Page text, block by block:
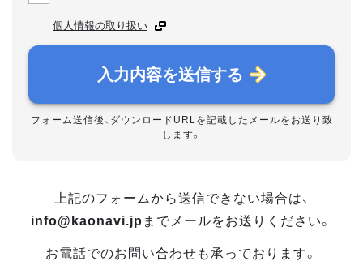
個人情報の取り扱い
入力内容を送信する
フォーム送信後、ダウンロードURLを記載したメールをお送り致
します。
上記のフォームから送信できない場合は、
info@kaonavi.jp までメールをお送りください。
お電話でのお問い合わせも承っております。